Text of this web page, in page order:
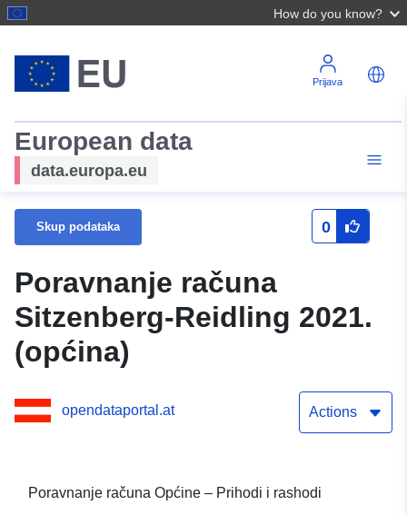
How do you know?
Prijava
European data
data.europa.eu
Skup podataka 0
Poravnanje računa
Sitzenberg-Reidling 2021.
(općina)
opendataportal.at Actions
Poravnanje računa Općine – Prihodi i rashodi